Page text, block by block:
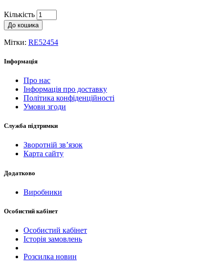
Кількість
До кошика
Мітки: RE52454
Інформація
Про нас
Інформація про доставку
Політика конфіденційності
Умови згоди
Служба підтримки
Зворотній зв’язок
Карта сайту
Додатково
Виробники
Особистий кабінет
Особистий кабінет
Історія замовлень
Розсилка новин